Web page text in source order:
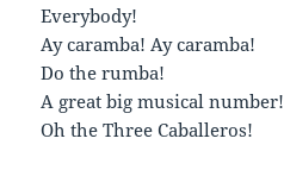
Everybody!
Ay caramba! Ay caramba!
Do the rumba!
A great big musical number!
Oh the Three Caballeros!